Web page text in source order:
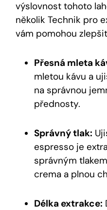
výslovnost tohoto
několik Technik pro
vám pomohou
Přesná mleta
mletou kávu a
na správnou
přednosty.
Správný tlak:
espresso je
správným
crema a plnou
Délka extrakce: